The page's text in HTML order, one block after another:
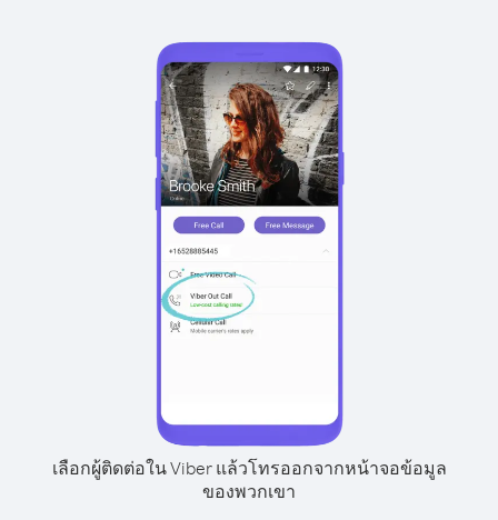
เลือกผู้ติดต่อใน Viber แล้วโทรออกจากหน้าจอข้อมูล
ของพวกเขา